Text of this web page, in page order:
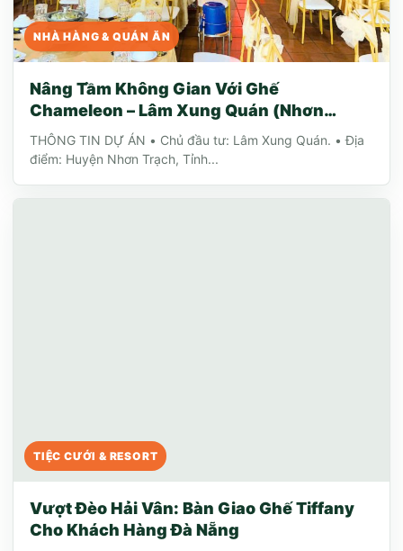
NHÀ HÀNG & QUÁN ĂN
Nâng Tầm Không Gian Với Ghế
Chameleon – Lâm Xung Quán (Nhơn
Trạch, Đồng Nai)
THÔNG TIN DỰ ÁN • Chủ đầu tư: Lâm Xung Quán. • Địa
điểm: Huyện Nhơn Trạch, Tỉnh...
TIỆC CƯỚI & RESORT
Vượt Đèo Hải Vân: Bàn Giao Ghế Tiffany
Cho Khách Hàng Đà Nẵng